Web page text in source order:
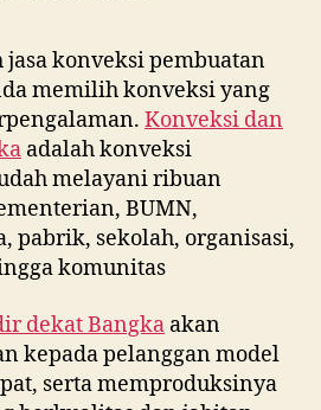
konveksi pembuatan
memilih konveksi yang
Konveksi dan
adalah konveksi
melayani ribuan
BUMN,
pabrik, sekolah, organisasi,
komunitas
dekatBangka akan
kepada pelanggan model
serta memproduksinya